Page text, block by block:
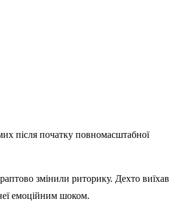
після початку повномасштабної
змінили риторику. Дехто виїхав
емоційним шоком.